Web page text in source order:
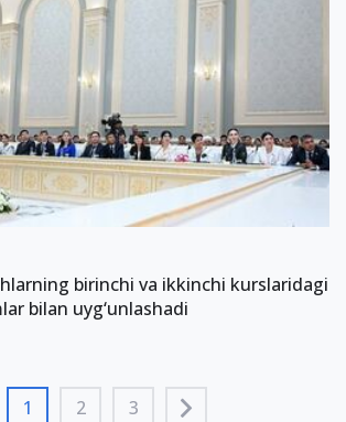
birinchi va ikkinchi kurslaridagi
bilan uyg‘unlashadi
1 2 3